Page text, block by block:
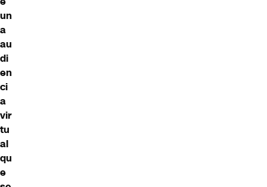
un
a
au
di
en
ci
a
vir
tu
al
qu
e